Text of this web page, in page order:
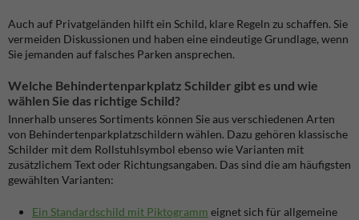
Auch auf Privatgeländen hilft ein Schild, klare Regeln zu schaffen. Sie
vermeiden Diskussionen und haben eine eindeutige Grundlage, wenn
Sie jemanden auf falsches Parken ansprechen.
Welche Behindertenparkplatz Schilder gibt es und wie
wählen Sie das richtige Schild?
Innerhalb unseres Sortiments können Sie aus verschiedenen Arten
von Behindertenparkplatzschildern wählen. Dazu gehören klassische
Schilder mit dem Rollstuhlsymbol ebenso wie Varianten mit
zusätzlichem Text oder Richtungsangaben. Das sind die am häufigsten
gewählten Varianten:
Ein Standardschild mit Piktogramm eignet sich für allgemeine